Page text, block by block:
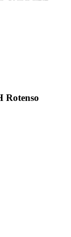
Rotenso